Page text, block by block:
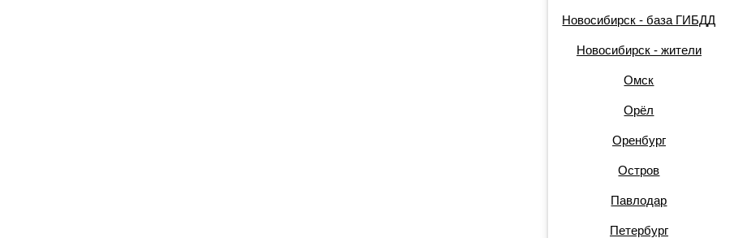
Новосибирск - база ГИБДД
Новосибирск - жители
Омск
Орёл
Оренбург
Остров
Павлодар
Петербург